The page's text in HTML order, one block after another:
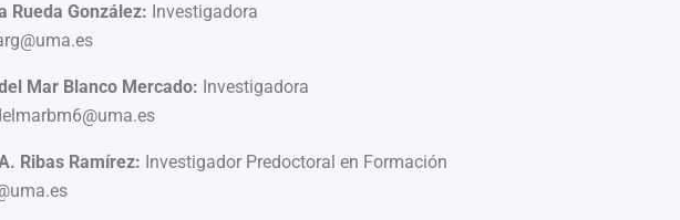
Rueda González: Investigadora
Mar Blanco Mercado: Investigadora
Ribas Ramírez: Investigador Predoctoral en Formación